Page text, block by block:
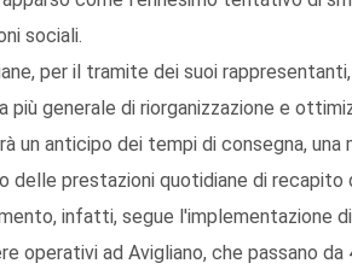
sociali.
per il tramite dei suoi
più generale di riorganizzazione e
un anticipo dei tempi di consegna,
delle prestazioni quotidiane di recapito
infatti, segue l'implementazione
operativi ad Avigliano, che passano